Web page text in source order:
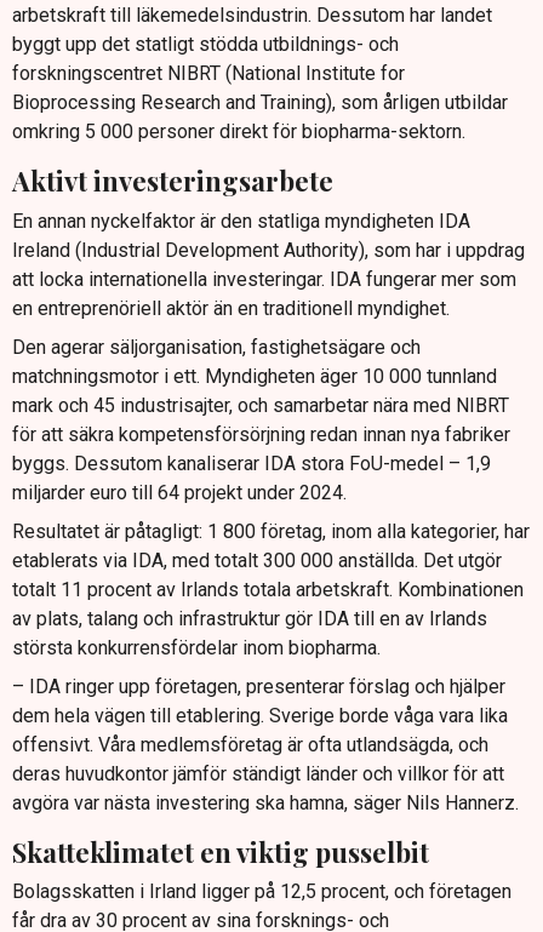
arbetskraft till läkemedelsindustrin. Dessutom har landet
byggt upp det statligt stödda utbildnings- och
forskningscentret NIBRT (National Institute for
Bioprocessing Research and Training), som årligen utbildar
omkring 5 000 personer direkt för biopharma-sektorn.
Aktivt investeringsarbete
En annan nyckelfaktor är den statliga myndigheten IDA
Ireland (Industrial Development Authority), som har i uppdrag
att locka internationella investeringar. IDA fungerar mer som
en entreprenöriell aktör än en traditionell myndighet.
Den agerar säljorganisation, fastighetsägare och
matchningsmotor i ett. Myndigheten äger 10 000 tunnland
mark och 45 industrisajter, och samarbetar nära med NIBRT
för att säkra kompetensförsörjning redan innan nya fabriker
byggs. Dessutom kanaliserar IDA stora FoU-medel – 1,9
miljarder euro till 64 projekt under 2024.
Resultatet är påtagligt: 1 800 företag, inom alla kategorier, har
etablerats via IDA, med totalt 300 000 anställda. Det utgör
totalt 11 procent av Irlands totala arbetskraft. Kombinationen
av plats, talang och infrastruktur gör IDA till en av Irlands
största konkurrensfördelar inom biopharma.
– IDA ringer upp företagen, presenterar förslag och hjälper
dem hela vägen till etablering. Sverige borde våga vara lika
offensivt. Våra medlemsföretag är ofta utlandsägda, och
deras huvudkontor jämför ständigt länder och villkor för att
avgöra var nästa investering ska hamna, säger Nils Hannerz.
Skatteklimatet en viktig pusselbit
Bolagsskatten i Irland ligger på 12,5 procent, och företagen
får dra av 30 procent av sina forsknings- och